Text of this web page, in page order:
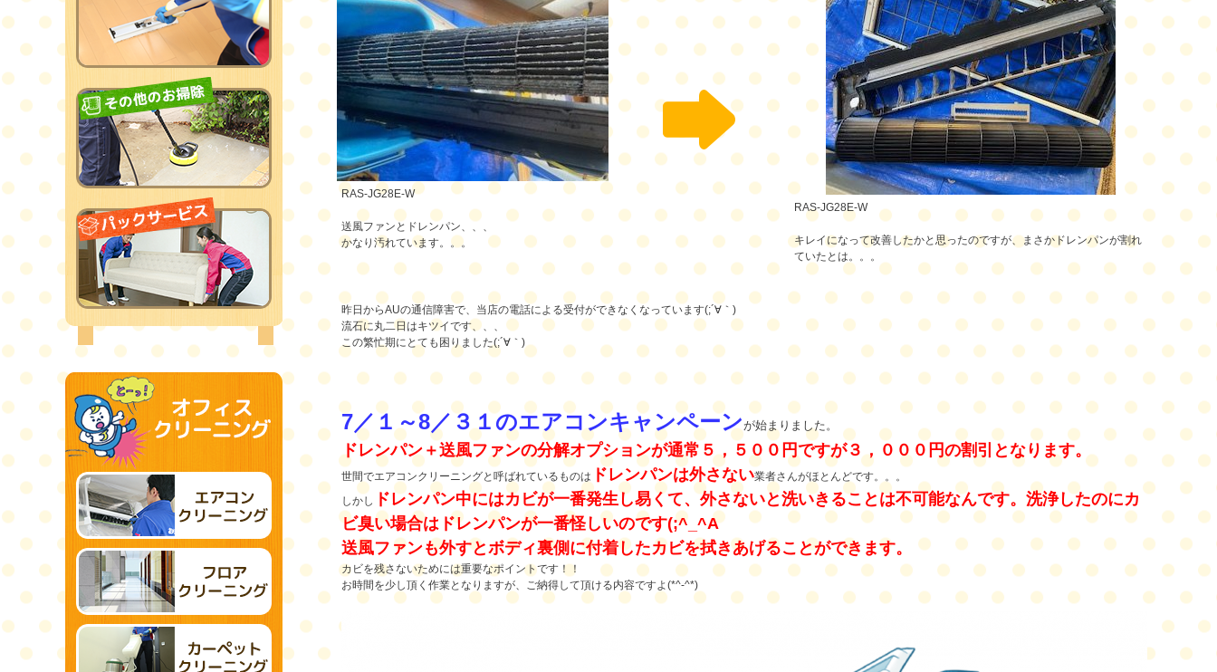
RAS-JG28E-W
送風ファンとドレンパン、、、
かなり汚れています。。。
RAS-JG28E-W
キレイになって改善したかと思ったのですが、まさかドレンパンが割れ
ていたとは。。。
昨日からAUの通信障害で、当店の電話による受付ができなくなっています(;´∀｀)
流石に丸二日はキツイです、、、
この繁忙期にとても困りました(;´∀｀)
7／１～8／３１のエアコンキャンペーンが始まりました。
ドレンパン＋送風ファンの分解オプションが通常５，５００円ですが３，０００円の割引となります。
世間でエアコンクリーニングと呼ばれているものは ドレンパンは外さない業者さんがほとんどです。。。
しかし
ドレンパン中にはカビが一番発生し易くて、外さないと洗いきることは不可能なんです。洗浄したのにカ
ビ臭い場合はドレンパンが一番怪しいのです(;^_^A
送風ファンも外すとボディ裏側に付着したカビを拭きあげることができます。
カビを残さないためには重要なポイントです！！
お時間を少し頂く作業となりますが、ご納得して頂ける内容ですよ(*^-^*)